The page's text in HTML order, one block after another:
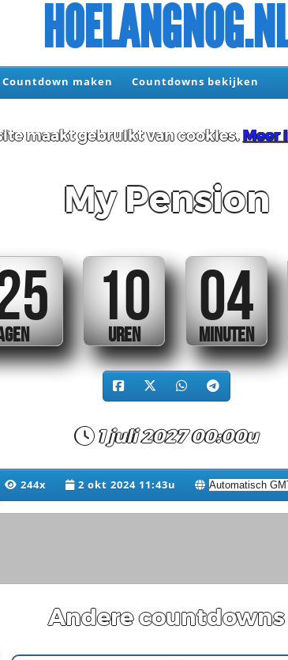
Countdown maken Countdowns bekijken
maakt gebruikt van cookies.Meer
My Pension
10
UREN
04
MINUTEN
1 juli 2027 00:00u
244x 2 okt 2024 11:43u
Andere countdowns